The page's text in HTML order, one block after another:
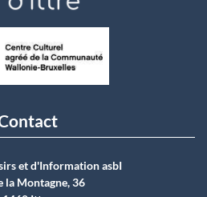
et d'Information asbI
la Montagne, 36